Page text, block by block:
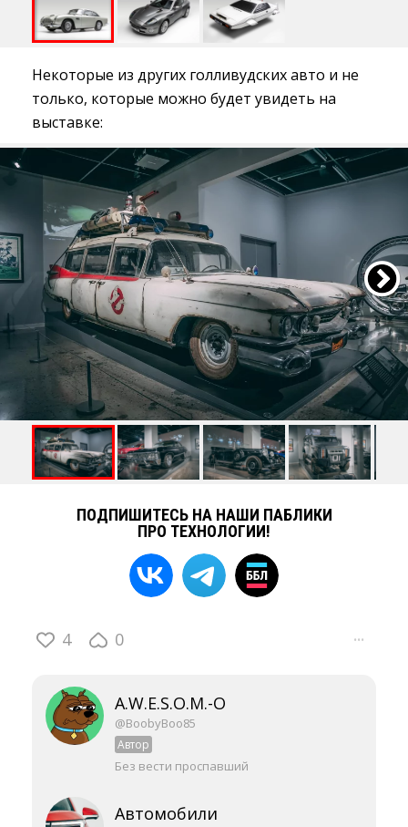
Некоторые из других голливудских авто и не
только, которые можно будет увидеть на
выставке:
ПОДПИШИТЕСЬ НА НАШИ ПАБЛИКИ
ПРО ТЕХНОЛОГИИ!
4 0 ···
A.W.E.S.O.M.-O
@BoobyBoo85
Автор
Без вести проспавший
Автомобили